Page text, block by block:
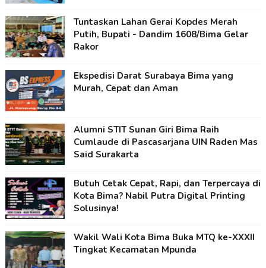
Tuntaskan Lahan Gerai Kopdes Merah
Putih, Bupati - Dandim 1608/Bima Gelar
Rakor
Ekspedisi Darat Surabaya Bima yang
Murah, Cepat dan Aman
Alumni STIT Sunan Giri Bima Raih
Cumlaude di Pascasarjana UIN Raden Mas
Said Surakarta
Butuh Cetak Cepat, Rapi, dan Terpercaya di
Kota Bima? Nabil Putra Digital Printing
Solusinya!
Wakil Wali Kota Bima Buka MTQ ke-XXXII
Tingkat Kecamatan Mpunda